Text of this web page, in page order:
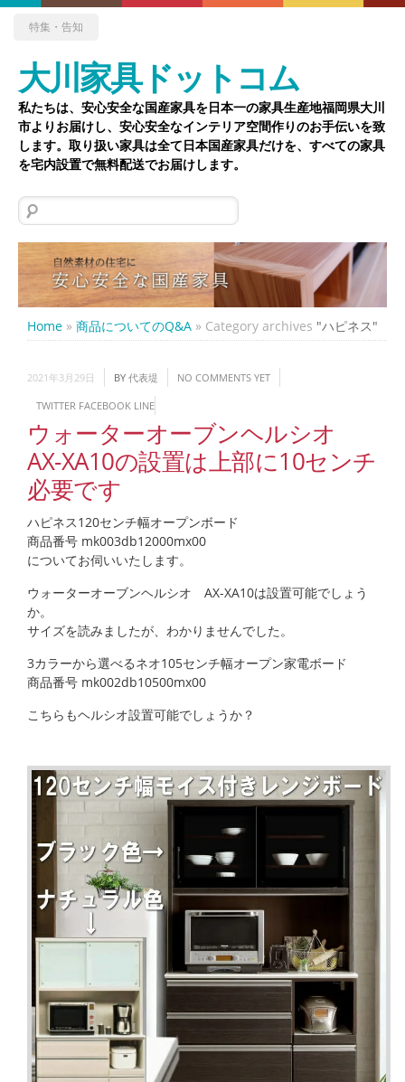
特集・告知
大川家具ドットコム
私たちは、安心安全な国産家具を日本一の家具生産地福岡県大川
市よりお届けし、安心安全なインテリア空間作りのお手伝いを致
します。取り扱い家具は全て日本国産家具だけを、すべての家具
を宅内設置で無料配送でお届けします。
検
索:
Home » 商品についてのQ&A » Category archives "ハピネス"
2021年3月29日 BY 代表堤 NO COMMENTS YET
TWITTER FACEBOOK LINE
ウォーターオーブンヘルシオ
AX-XA10の設置は上部に10センチ
必要です
ハピネス120センチ幅オープンボード
商品番号 mk003db12000mx00
についてお伺いいたします。
ウォーターオーブンヘルシオ AX-XA10は設置可能でしょう
か。
サイズを読みましたが、わかりませんでした。
3カラーから選べるネオ105センチ幅オープン家電ボード
商品番号 mk002db10500mx00
こちらもヘルシオ設置可能でしょうか？